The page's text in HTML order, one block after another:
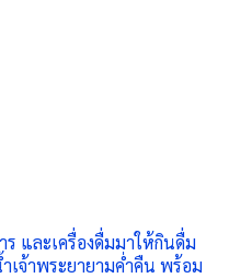
และเครื่องดื่มมาให้กินดื่ม
เจ้าพระยายามค่ำคืน พร้อม